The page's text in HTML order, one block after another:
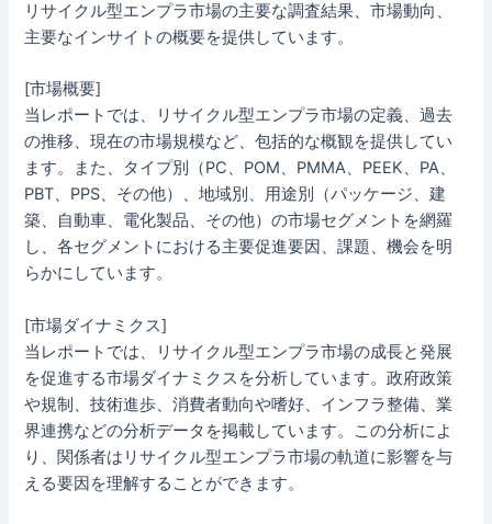
リサイクル型エンプラ市場の主要な調査結果、市場動向、
主要なインサイトの概要を提供しています。
[市場概要]
当レポートでは、リサイクル型エンプラ市場の定義、過去
の推移、現在の市場規模など、包括的な概観を提供してい
ます。また、タイプ別（PC、POM、PMMA、PEEK、PA、
PBT、PPS、その他）、地域別、用途別（パッケージ、建
築、自動車、電化製品、その他）の市場セグメントを網羅
し、各セグメントにおける主要促進要因、課題、機会を明
らかにしています。
[市場ダイナミクス]
当レポートでは、リサイクル型エンプラ市場の成長と発展
を促進する市場ダイナミクスを分析しています。政府政策
や規制、技術進歩、消費者動向や嗜好、インフラ整備、業
界連携などの分析データを掲載しています。この分析によ
り、関係者はリサイクル型エンプラ市場の軌道に影響を与
える要因を理解することができます。